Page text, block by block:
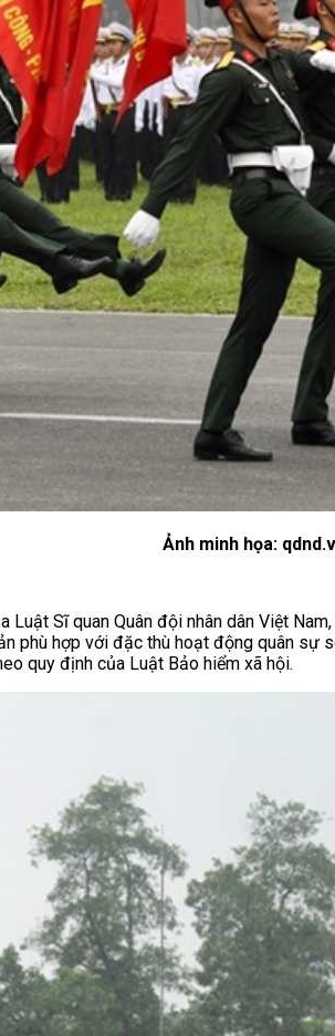
Ảnh minh họa:
Sĩ quan Quân đội nhân dân Việt
phù hợp với đặc thù hoạt động quân
quy định của Luật Bảo hiểm xã hội.